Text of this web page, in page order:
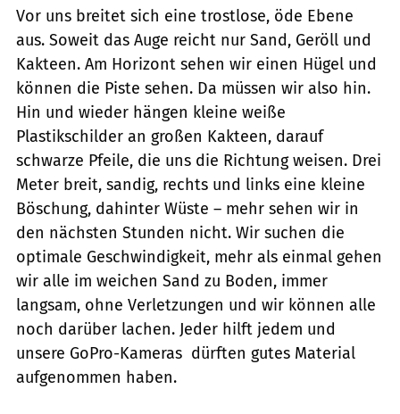
Vor uns breitet sich eine trostlose, öde Ebene
aus. Soweit das Auge reicht nur Sand, Geröll und
Kakteen. Am Horizont sehen wir einen Hügel und
können die Piste sehen. Da müssen wir also hin.
Hin und wieder hängen kleine weiße
Plastikschilder an großen Kakteen, darauf
schwarze Pfeile, die uns die Richtung weisen. Drei
Meter breit, sandig, rechts und links eine kleine
Böschung, dahinter Wüste – mehr sehen wir in
den nächsten Stunden nicht. Wir suchen die
optimale Geschwindigkeit, mehr als einmal gehen
wir alle im weichen Sand zu Boden, immer
langsam, ohne Verletzungen und wir können alle
noch darüber lachen. Jeder hilft jedem und
unsere GoPro-Kameras dürften gutes Material
aufgenommen haben.